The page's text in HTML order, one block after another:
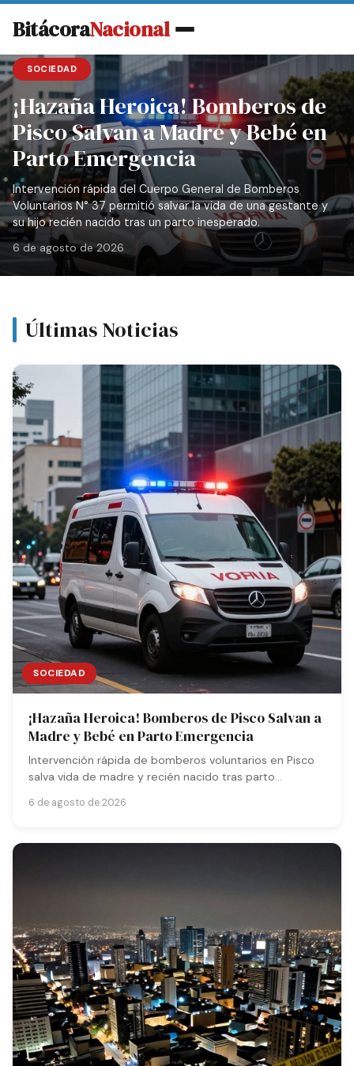
BitácoraNacional
SOCIEDAD
¡Hazaña Heroica! Bomberos de
Pisco Salvan a Madre y Bebé en
Parto Emergencia
Intervención rápida del Cuerpo General de Bomberos
Voluntarios N° 37 permitió salvar la vida de una gestante y
su hijo recién nacido tras un parto inesperado.
6 de agosto de 2026
Últimas Noticias
SOCIEDAD
¡Hazaña Heroica! Bomberos de Pisco Salvan a
Madre y Bebé en Parto Emergencia
Intervención rápida de bomberos voluntarios en Pisco
salva vida de madre y recién nacido tras parto
6 de agosto de 2026